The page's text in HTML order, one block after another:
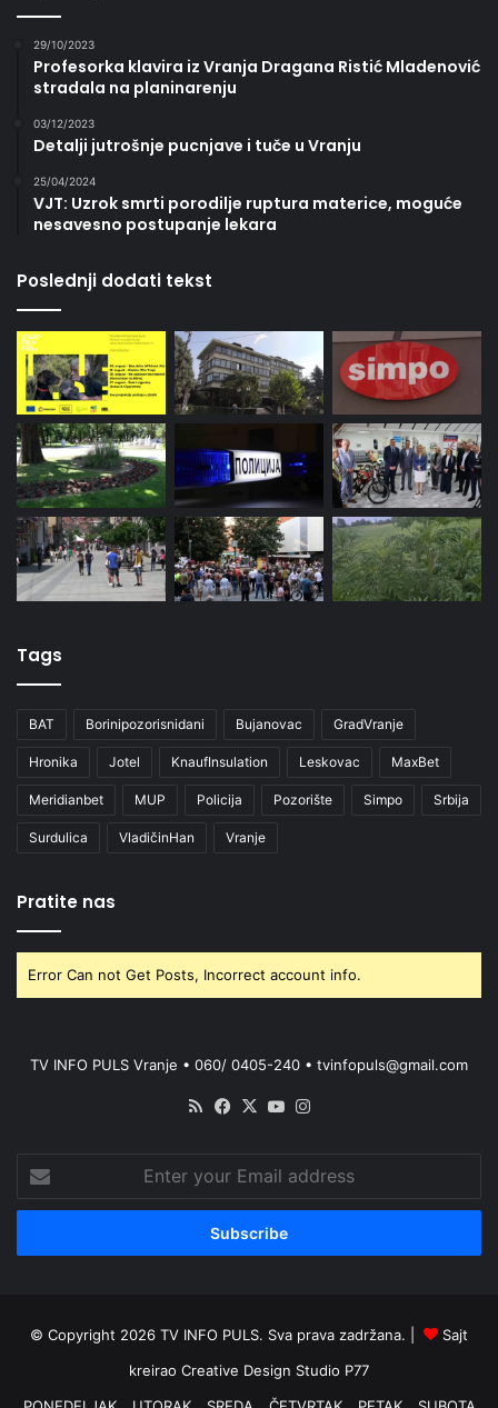
29/10/2023
Profesorka klavira iz Vranja Dragana Ristić Mladenović
stradala na planinarenju
03/12/2023
Detalji jutrošnje pucnjave i tuče u Vranju
25/04/2024
VJT: Uzrok smrti porodilje ruptura materice, moguće
nesavesno postupanje lekara
Poslednji dodati tekst
Tags
BAT Borinipozorisnidani Bujanovac GradVranje
Hronika Jotel KnaufInsulation Leskovac MaxBet
Meridianbet MUP Policija Pozorište Simpo Srbija
Surdulica VladičinHan Vranje
Pratite nas
Error Can not Get Posts, Incorrect account info.
TV INFO PULS Vranje • 060/ 0405-240 • tvinfopuls@gmail.com
RSS Facebook
X YouTube
your
Email
© Copyright 2026 TV INFO PULS. Sva prava zadržana. |
Sajt
kreirao Creative Design Studio P77